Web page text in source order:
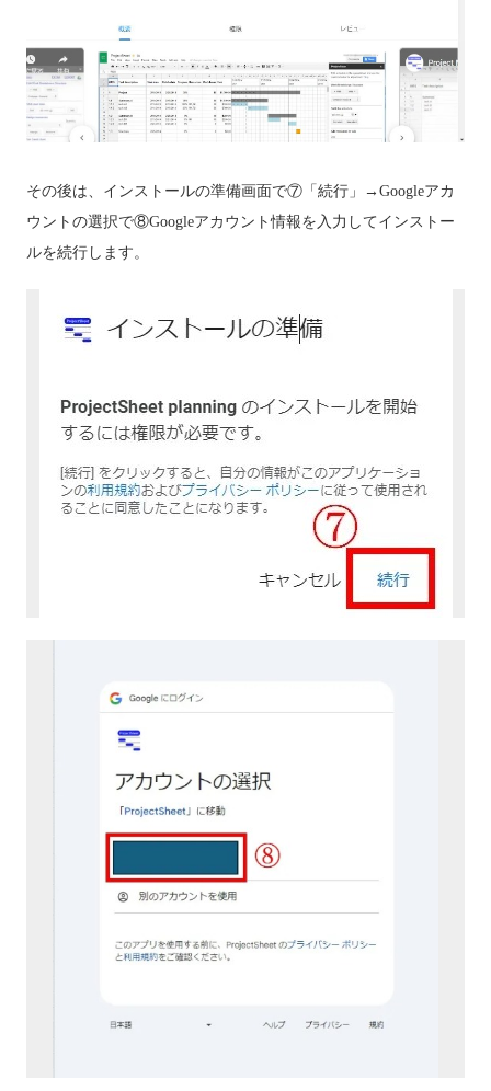
その後は、インストールの準備画面で⑦「続行」→Googleアカ
ウントの選択で⑧Googleアカウント情報を入力してインストー
ルを続行します。